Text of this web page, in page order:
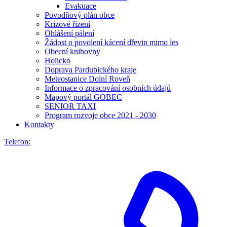
Evakuace
Povodňový plán obce
Krizové řízení
Ohlášení pálení
Žádost o povolení kácení dřevin mimo les
Obecní knihovny
Holicko
Doprava Pardubického kraje
Meteostanice Dolní Roveň
Informace o zpracování osobních údajů
Mapový portál GOBEC
SENIOR TAXI
Program rozvoje obce 2021 - 2030
Kontakty
Telefon: